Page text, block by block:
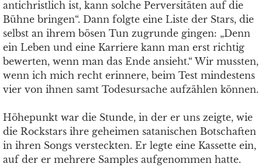
antichristlich ist, kann solche Perversitäten auf die
Bühne bringen“. Dann folgte eine Liste der Stars, die
selbst an ihrem bösen Tun zugrunde gingen: „Denn
ein Leben und eine Karriere kann man erst richtig
bewerten, wenn man das Ende ansieht.“ Wir mussten,
wenn ich mich recht erinnere, beim Test mindestens
vier von ihnen samt Todesursache aufzählen können.
Höhepunkt war die Stunde, in der er uns zeigte, wie
die Rockstars ihre geheimen satanischen Botschaften
in ihren Songs versteckten. Er legte eine Kassette ein,
auf der er mehrere Samples aufgenommen hatte.